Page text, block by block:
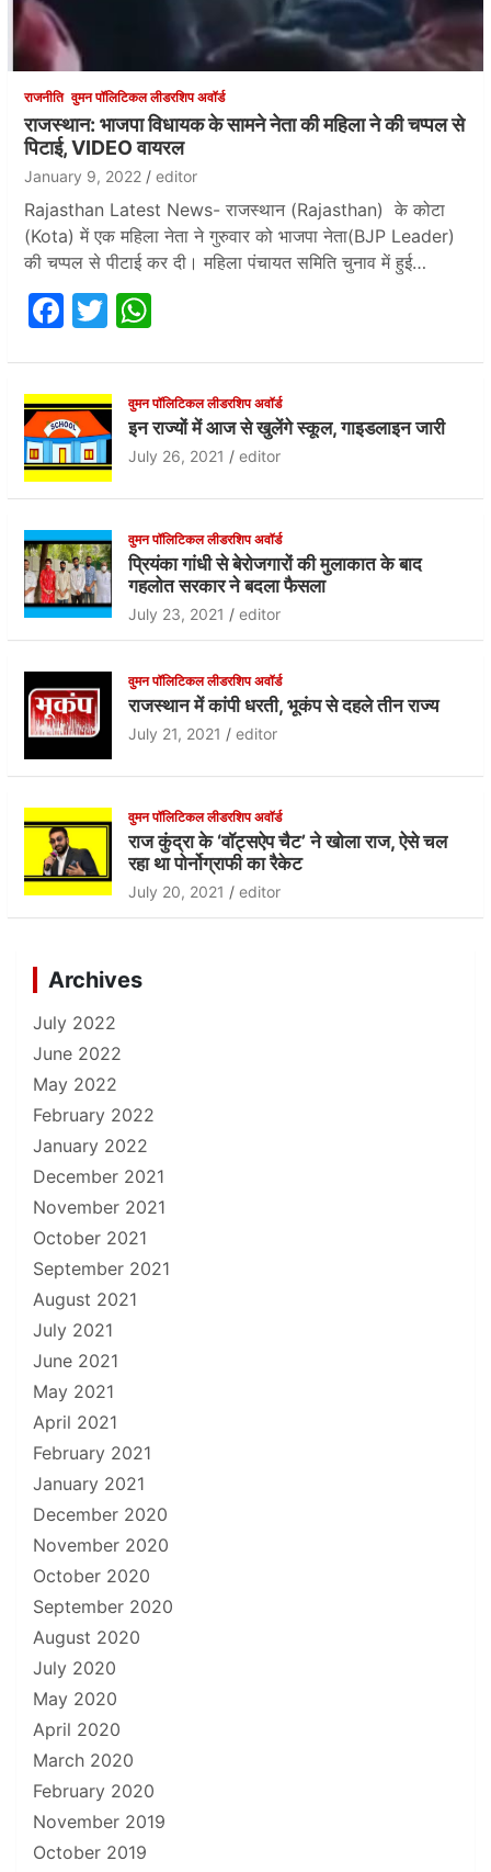
राजनीति वुमन पॉलिटिकल लीडरशिप अवॉर्ड
राजस्थान: भाजपा विधायक के सामने नेता की महिला ने की चप्पल से
पिटाई, VIDEO वायरल
January 9, 2022 editor
Rajasthan Latest News- राजस्थान (Rajasthan) के कोटा
(Kota) में एक महिला नेता ने गुरुवार को भाजपा नेता(BJP Leader)
की चप्पल से पीटाई कर दी। महिला पंचायत समिति चुनाव में हुई…
F
e
b
o
o
k
T
er s
A
p
वुमन पॉलिटिकल लीडरशिप अवॉर्ड
इन राज्यों में आज से खुलेंगे स्कूल, गाइडलाइन जारी
July 26, 2021 editor
वुमन पॉलिटिकल लीडरशिप अवॉर्ड
प्रियंका गांधी से बेरोजगारों की मुलाकात के बाद
गहलोत सरकार ने बदला फैसला
July 23, 2021 editor
वुमन पॉलिटिकल लीडरशिप अवॉर्ड
राजस्थान में कांपी धरती, भूकंप से दहले तीन राज्य
July 21, 2021 editor
वुमन पॉलिटिकल लीडरशिप अवॉर्ड
राज कुंद्रा के ‘वॉट्सऐप चैट’ ने खोला राज, ऐसे चल
रहा था पोर्नोग्राफी का रैकेट
July 20, 2021 editor
Archives
July 2022
June 2022
May 2022
February 2022
January 2022
December 2021
November 2021
October 2021
September 2021
August 2021
July 2021
June 2021
May 2021
April 2021
February 2021
January 2021
December 2020
November 2020
October 2020
September 2020
August 2020
July 2020
May 2020
April 2020
March 2020
February 2020
November 2019
October 2019